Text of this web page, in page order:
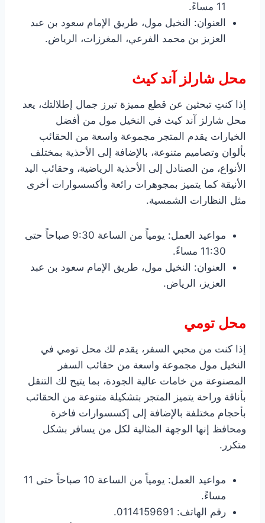
11 مساءً.
العنوان: النخيل مول، طريق الإمام سعود بن عبد
العزيز بن محمد الفرعي، المغرزات، الرياض.
محل شارلز آند كيث
إذا كنتِ تبحثين عن قطع مميزة تبرز جمال إطلالتك، يعد
محل شارلز آند كيث في النخيل مول من أفضل
الخيارات يقدم المتجر مجموعة واسعة من الحقائب
بألوان وتصاميم متنوعة، بالإضافة إلى الأحذية بمختلف
الأنواع، من الصنادل إلى الأحذية الرياضية، وحقائب اليد
الأنيقة كما يتميز بمجوهرات رائعة وأكسسوارات أخرى
مثل النظارات الشمسية.
مواعيد العمل: يومياً من الساعة 9:30 صباحاً حتى
11:30 مساءً.
العنوان: النخيل مول، طريق الإمام سعود بن عبد
العزيز، الرياض.
محل تومي
إذا كنت من محبي السفر، يقدم لك محل تومي في
النخيل مول مجموعة واسعة من حقائب السفر
المصنوعة من خامات عالية الجودة، بما يتيح لك التنقل
بأناقة وراحة يتميز المتجر بتشكيلة متنوعة من الحقائب
بأحجام مختلفة بالإضافة إلى إكسسوارات فاخرة
ومحافظ إنها الوجهة المثالية لكل من يسافر بشكل
متكرر.
مواعيد العمل: يومياً من الساعة 10 صباحاً حتى 11
مساءً.
رقم الهاتف: 0114159691.